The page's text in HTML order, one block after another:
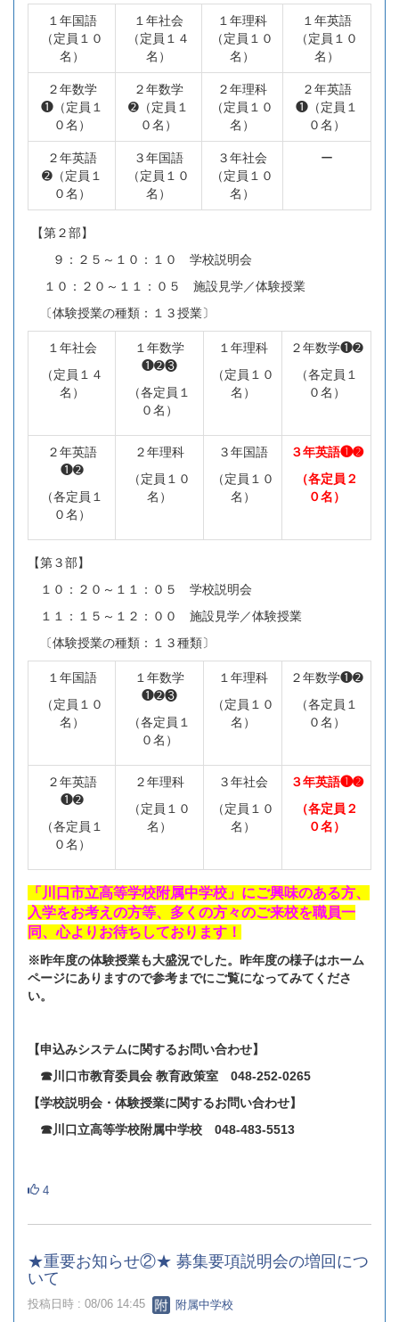
１年国語
（定員１０
名）
１年社会
（定員１４
名）
１年理科
（定員１０
名）
１年英語
（定員１０
名）
２年数学
❶（定員１
０名）
２年数学
➋（定員１
０名）
２年理科
（定員１０
名）
２年英語
❶（定員１
０名）
２年英語
➋（定員１
０名）
３年国語
（定員１０
名）
３年社会
（定員１０
名）
ー
【第２部】
９：２５～１０：１０ 学校説明会
１０：２０～１１：０５ 施設見学／体験授業
〔体験授業の種類：１３授業〕
１年社会
（定員１４
名）
１年数学
❶➋❸
（各定員１
０名）
１年理科
（定員１０
名）
２年数学❶➋
（各定員１
０名）
２年英語
❶➋
（各定員１
０名）
２年理科
（定員１０
名）
３年国語
（定員１０
名）
３年英語❶➋
（各定員２
０名）
【第３部】
１０：２０～１１：０５ 学校説明会
１１：１５～１２：００ 施設見学／体験授業
〔体験授業の種類：１３種類〕
１年国語
（定員１０
名）
１年数学
❶➋❸
（各定員１
０名）
１年理科
（定員１０
名）
２年数学❶➋
（各定員１
０名）
２年英語
❶➋
（各定員１
０名）
２年理科
（定員１０
名）
３年社会
（定員１０
名）
３年英語❶➋
（各定員２
０名）
「川口市立高等学校附属中学校」にご興味のある方、
入学をお考えの方等、多くの方々のご来校を職員一
同、心よりお待ちしております！
※昨年度の体験授業も大盛況でした。昨年度の様子はホーム
ページにありますので参考までにご覧になってみてくださ
い。
【申込みシステムに関するお問い合わせ】
☎川口市教育委員会 教育政策室 048‐252‐0265
【学校説明会・体験授業に関するお問い合わせ】
☎川口立高等学校附属中学校 048‐483‐5513
4
★重要お知らせ②★ 募集要項説明会の増回につ
いて
投稿日時 : 08/06 14:45 附属中学校